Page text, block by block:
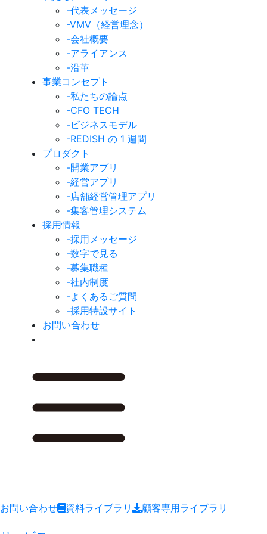
-代表メッセージ
-VMV（経営理念）
-会社概要
-アライアンス
-沿革
事業コンセプト
-私たちの論点
-CFO TECH
-ビジネスモデル
-REDISH の 1 週間
プロダクト
-開業アプリ
-経営アプリ
-店舗経営管理アプリ
-集客管理システム
採用情報
-採用メッセージ
-数字で見る
-募集職種
-社内制度
-よくあるご質問
-採用特設サイト
お問い合わせ
お問い合わせ 資料ライブラリ 顧客専用ライブラリ